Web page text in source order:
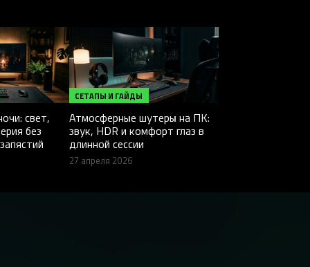
свет,
без
СЕТАПЫ И ГАЙДЫ
Атмосферные шутеры на ПК:
звук, HDR и комфорт глаз в
длинной сессии
27 апреля 2026